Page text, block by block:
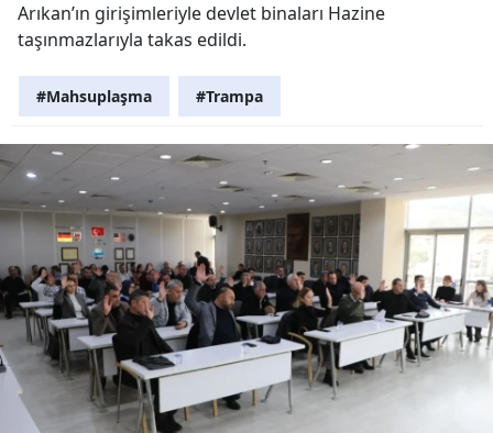
Arıkan’ın girişimleriyle devlet binaları Hazine
taşınmazlarıyla takas edildi.
#Mahsuplaşma #Trampa